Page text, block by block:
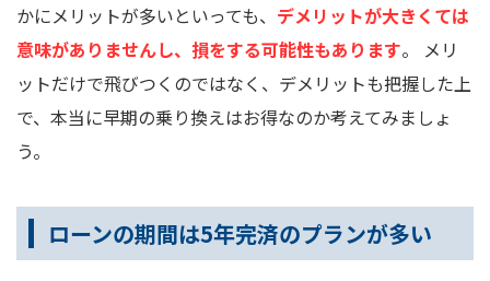
かにメリットが多いといっても、 デメリットが大きくては
意味がありませんし、損をする可能性もあります。 メリ
ットだけで飛びつくのではなく、デメリットも把握した上
で、本当に早期の乗り換えはお得なのか考えてみましょ
う。
ローンの期間は5年完済のプランが多い